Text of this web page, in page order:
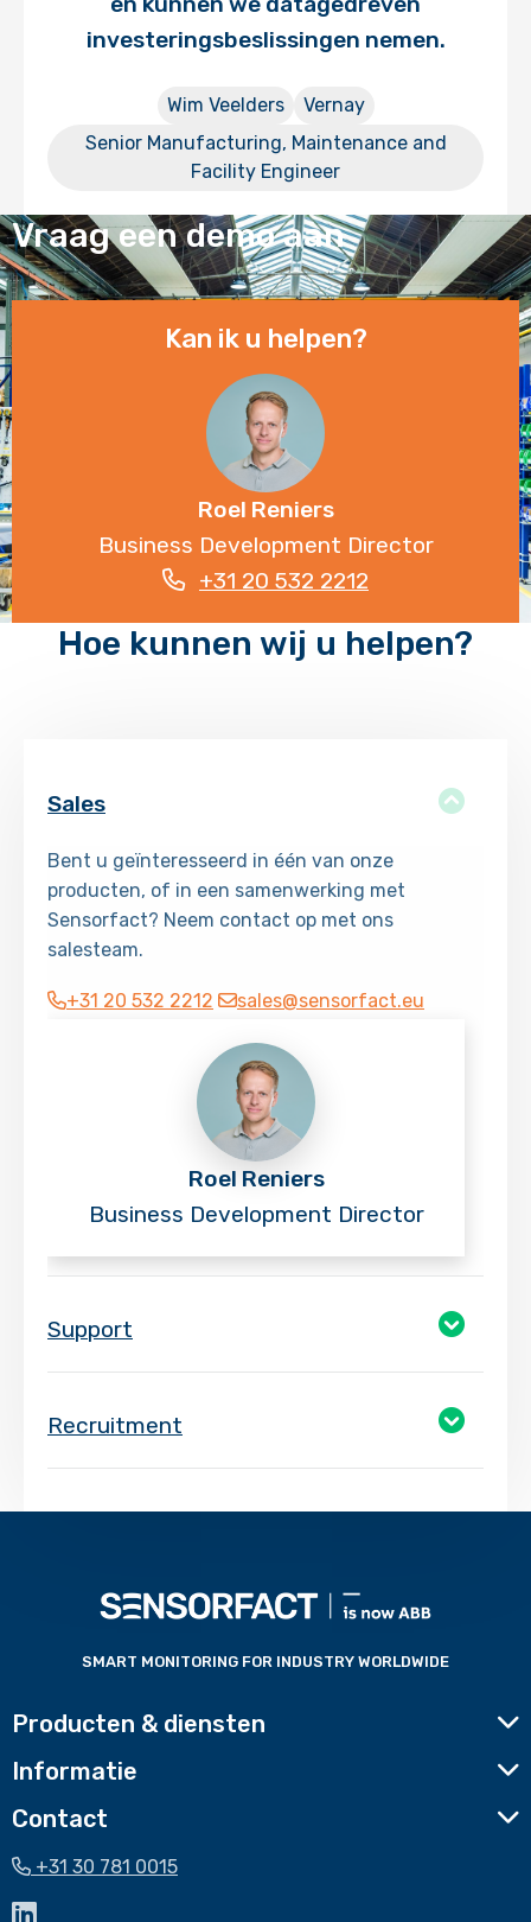
investeringsbeslissingen nemen.
Wim Veelders
Vernay
Senior Manufacturing, Maintenance and
Facility Engineer
Vraag een demo aan
Kan ik u helpen?
Roel Reniers
Business Development Director
+31 20 532 2212
Hoe kunnen wij u helpen?
Sales
Bent u geïnteresseerd in één van onze
producten, of in een samenwerking met
Sensorfact? Neem contact op met ons
salesteam.
+31 20 532 2212 sales@sensorfact.eu
Roel Reniers
Business Development Director
Support
Recruitment
Voettekst
website
SMART MONITORING FOR INDUSTRY WORLDWIDE
Producten & diensten
Informatie
Contact
+31 30 781 0015